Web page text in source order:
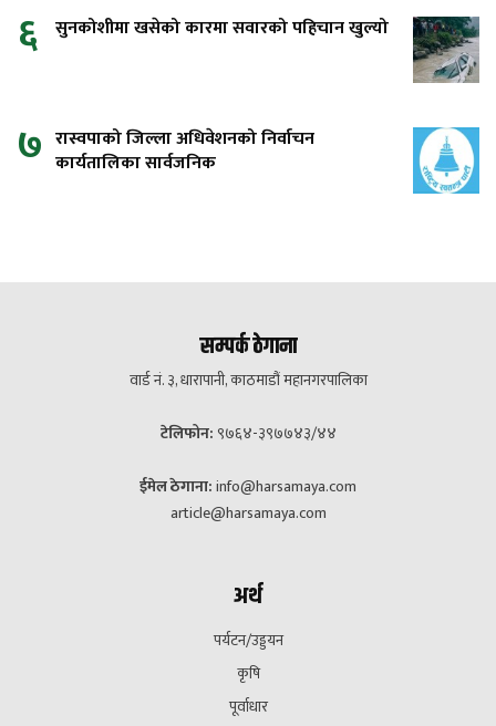
६ सुनकोशीमा खसेको कारमा सवारको पहिचान खुल्यो
७ रास्वपाको जिल्ला अधिवेशनको निर्वाचन
कार्यतालिका सार्वजनिक
सम्पर्क ठेगाना
वार्ड नं. ३, धारापानी, काठमाडौं महानगरपालिका
टेलिफोन: ९७६४-३९७७४३/४४
ईमेल ठेगाना:info@harsamaya.com
article@harsamaya.com
अर्थ
पर्यटन/उड्डयन
कृषि
पूर्वाधार